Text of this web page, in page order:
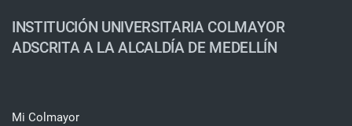
INSTITUCIÓN UNIVERSITARIA COLMAYOR
ADSCRITA A LA ALCALDÍA DE MEDELLÍN
Mi Colmayor